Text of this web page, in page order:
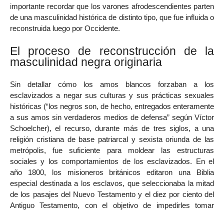
importante recordar que los varones afrodescendientes parten
de una masculinidad histórica de distinto tipo, que fue influida o
reconstruida luego por Occidente.
El proceso de reconstrucción de la
masculinidad negra originaria
Sin detallar cómo los amos blancos forzaban a los
esclavizados a negar sus culturas y sus prácticas sexuales
históricas (“los negros son, de hecho, entregados enteramente
a sus amos sin verdaderos medios de defensa” según Víctor
Schoelcher), el recurso, durante más de tres siglos, a una
religión cristiana de base patriarcal y sexista oriunda de las
metrópolis, fue suficiente para moldear las estructuras
sociales y los comportamientos de los esclavizados. En el
año 1800, los misioneros británicos editaron una Biblia
especial destinada a los esclavos, que seleccionaba la mitad
de los pasajes del Nuevo Testamento y el diez por ciento del
Antiguo Testamento, con el objetivo de impedirles tomar